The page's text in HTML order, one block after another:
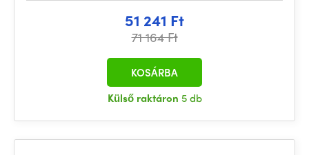
51 241 Ft
71 164 Ft
Külső raktáron 5 db
KOSÁRBA